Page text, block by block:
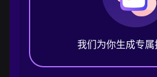
我们为你生成专